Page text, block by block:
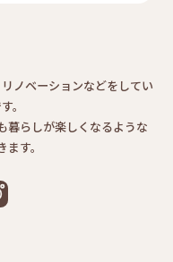
ノベーションなどをしてい
。
暮らしが楽しくなるような
す。